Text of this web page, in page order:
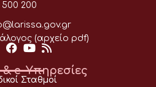
500 200
(αρχείο pdf)
e-Υπηρεσίες
Σταθμοί